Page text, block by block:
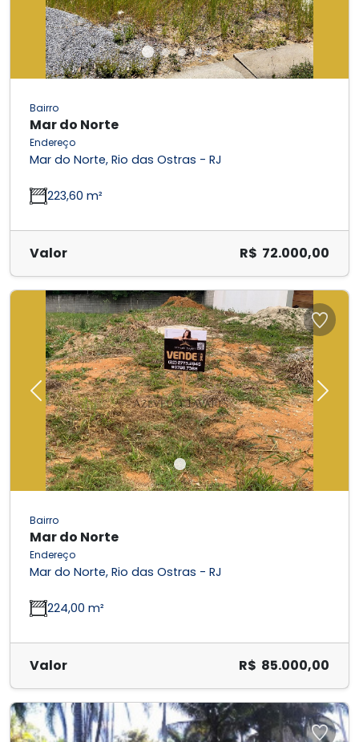
Bairro
Mar do Norte
Endereço
Mar do Norte, Rio das Ostras - RJ
223,60 m²
Valor R$ 72.000,00
Previous Next
Bairro
Mar do Norte
Endereço
Mar do Norte, Rio das Ostras - RJ
224,00 m²
Valor R$ 85.000,00